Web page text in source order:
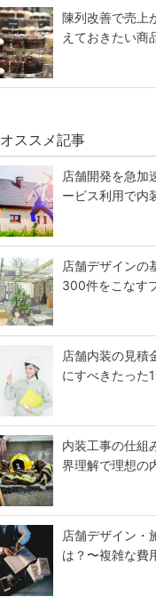
陳列改善で売上
えておきたい商
オススメ記事
店舗開発を急加
ービス利用で内
店舗デザインの
300件をこなす
店舗内装の見積
にすべきたった
内装工事の仕組
界理解で理想の
店舗デザイン・
は？〜複雑な費